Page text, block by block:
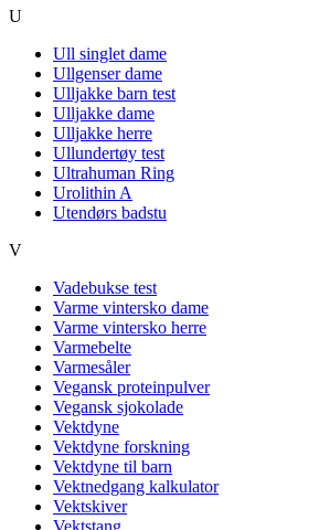
U
Ull singlet dame
Ullgenser dame
Ulljakke barn test
Ulljakke dame
Ulljakke herre
Ullundertøy test
Ultrahuman Ring
Urolithin A
Utendørs badstu
V
Vadebukse test
Varme vintersko dame
Varme vintersko herre
Varmebelte
Varmesåler
Vegansk proteinpulver
Vegansk sjokolade
Vektdyne
Vektdyne forskning
Vektdyne til barn
Vektnedgang kalkulator
Vektskiver
Vektstang